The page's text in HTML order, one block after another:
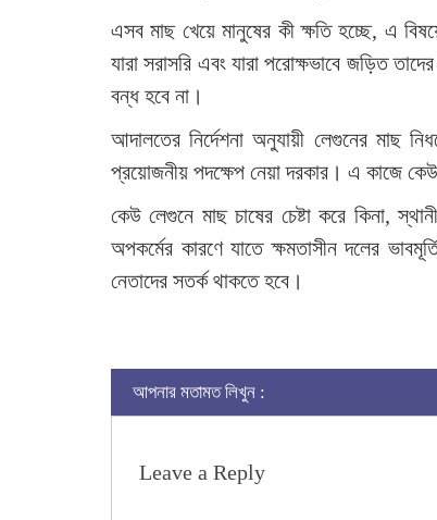
এসব মাছ খেয়ে মানুষের কী ক্ষতি হচ্ছে, এ
যারা সরাসরি এবং যারা পরোক্ষভাবে জড়িত
বন্ধ হবে না।
আদালতের নির্দেশনা অনুযায়ী লেগুনের মাছ
প্রয়োজনীয় পদক্ষেপ নেয়া দরকার। এ কাজে
কেউ লেগুনে মাছ চাষের চেষ্টা করে কিনা,
অপকর্মের কারণে যাতে ক্ষমতাসীন দলের
নেতাদের সতর্ক থাকতে হবে।
আপনার মতামত লিখুন :
Leave a Reply